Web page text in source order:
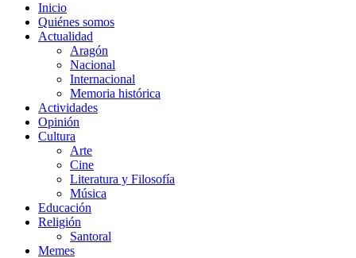
Inicio
Quiénes somos
Actualidad
Aragón
Nacional
Internacional
Memoria histórica
Actividades
Opinión
Cultura
Arte
Cine
Literatura y Filosofía
Música
Educación
Religión
Santoral
Memes